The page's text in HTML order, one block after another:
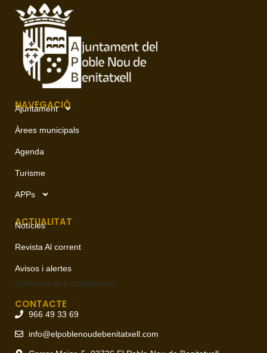
NAVEGACIÓ
Ajuntament
Àrees municipals
Agenda
Turisme
APPs
ACTUALITAT
Notícies
Revista Al corrent
Avisos i alertes
Contactar amb comunicació
CONTACTE
966 49 33 69
info@elpoblenoudebenitatxell.com